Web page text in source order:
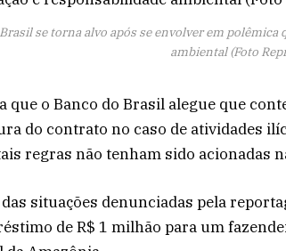
se torna alvo após se envolver em
ambiental (Foto
que o Banco do Brasil alegue que
do contrato no caso de atividades
regras não tenham sido acionadas
situações denunciadas pela
de R$ 1 milhão para um